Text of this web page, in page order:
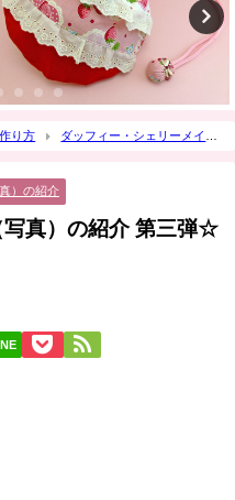
り方
ダッフィー・シェリーメイ
）の紹介
真）の紹介 第三弾☆